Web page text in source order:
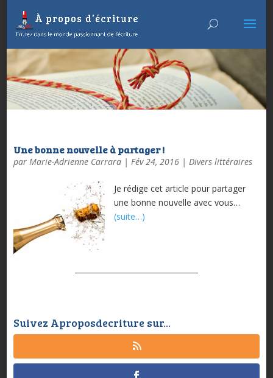
Une bonne nouvelle à partager !
par Marie-Adrienne Carrara| Fév 24, 2016| Divers littéraires
Je rédige cet article pour partager
une bonne nouvelle avec vous…
(suite…)
Suivez Aproposdecriture sur...